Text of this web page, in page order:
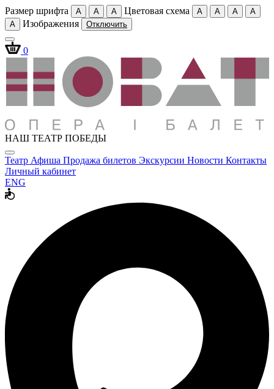
Размер шрифта A A A Цветовая схема A A A
A
A
Изображения Отключить
0
НАШ ТЕАТР ПОБЕДЫ
Театр Афиша Продажа билетов Экскурсии Новости Контакты
Личный кабинет
ENG